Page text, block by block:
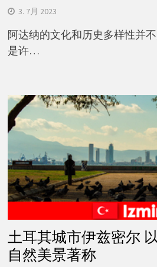
3. 7月 2023
阿达纳的文化和历史多样性并
是许…
土耳其城市伊兹密尔
自然美景著称